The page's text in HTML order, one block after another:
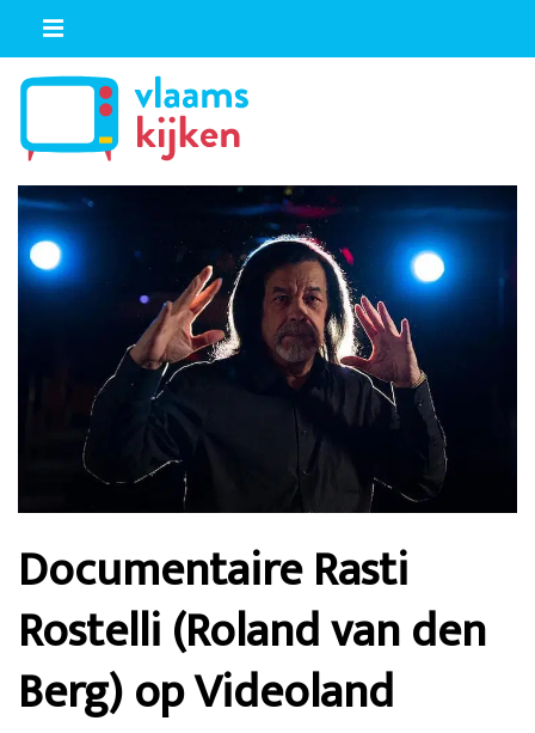
Documentaire Rasti
Rostelli (Roland van den
Berg) op Videoland